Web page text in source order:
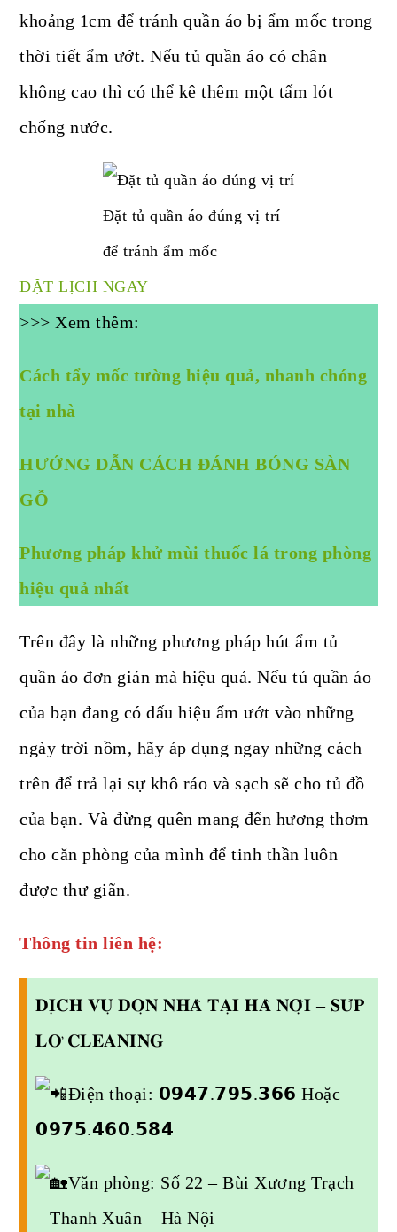
khoảng 1cm để tránh quần áo bị ẩm mốc trong
thời tiết ẩm ướt. Nếu tủ quần áo có chân
không cao thì có thể kê thêm một tấm lót
chống nước.
Đặt tủ quần áo đúng vị trí
để tránh ẩm mốc
ĐẶT LỊCH NGAY
>>> Xem thêm:
Cách tẩy mốc tường hiệu quả, nhanh chóng
tại nhà
HƯỚNG DẪN CÁCH ĐÁNH BÓNG SÀN
GỖ
Phương pháp khử mùi thuốc lá trong phòng
hiệu quả nhất
Trên đây là những phương pháp hút ẩm tủ
quần áo đơn giản mà hiệu quả. Nếu tủ quần áo
của bạn đang có dấu hiệu ẩm ướt vào những
ngày trời nồm, hãy áp dụng ngay những cách
trên để trả lại sự khô ráo và sạch sẽ cho tủ đồ
của bạn. Và đừng quên mang đến hương thơm
cho căn phòng của mình để tinh thần luôn
được thư giãn.
Thông tin liên hệ:
𝐃𝐈̣𝐂𝐇 𝐕𝐔̣ 𝐃𝐎̣𝐍 𝐍𝐇𝐀̀ 𝐓𝐀̣𝐈 𝐇𝐀̀ 𝐍𝐎̣̂𝐈 – 𝐒𝐔́𝐏
𝐋𝐎̛ 𝐂𝐋𝐄𝐀𝐍𝐈𝐍𝐆
Điện thoại: 𝟬𝟵𝟰𝟳.𝟳𝟵𝟱.𝟯𝟲𝟲 Hoặc
𝟬𝟵𝟳𝟱.𝟰𝟲𝟬.𝟱𝟴𝟰
Văn phòng: Số 22 – Bùi Xương Trạch
– Thanh Xuân – Hà Nội